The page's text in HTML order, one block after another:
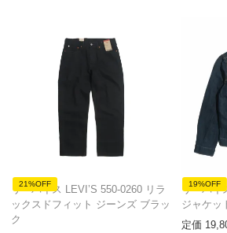
21%OFF
リーバイス LEVI’S 550-0260 リラ
ックスドフィット ジーンズ ブラッ
ク
19%OFF
リーバイ
ジャケッ
定価